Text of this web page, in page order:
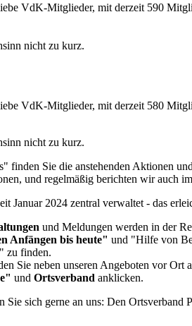
VdK-Mitglieder, mit derzeit 590
nicht zu kurz.
VdK-Mitglieder, mit derzeit 580
nicht zu kurz.
finden Sie die anstehenden Aktionen
und regelmäßig berichten wir auch
Januar 2024 zentral verwaltet - das
und Meldungen werden in der
Anfängen bis heute" und "Hilfe von
zu finden.
Sie neben unseren Angeboten vor Ort
und Ortsverband anklicken.
Sie sich gerne an uns: Den